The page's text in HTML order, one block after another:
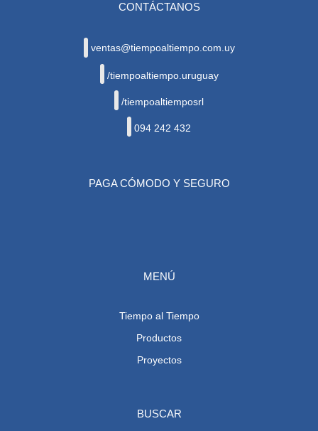
CONTÁCTANOS
ventas@tiempoaltiempo.com.uy
/tiempoaltiempo.uruguay
/tiempoaltiemposrl
094 242 432
PAGA CÓMODO Y SEGURO
MENÚ
Tiempo al Tiempo
Productos
Proyectos
BUSCAR